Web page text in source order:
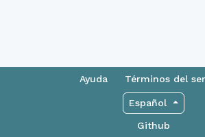
Ayuda Términos del
Español
Github